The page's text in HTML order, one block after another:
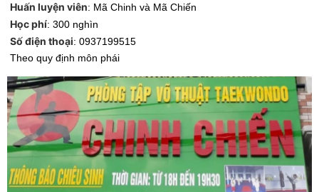
Huấn luyện viên: Mã Chinh và Mã Chiến
Học phí: 300 nghìn
Số điện thoại: 0937199515
Theo quy định môn phái